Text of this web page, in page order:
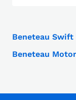
Beneteau Swift
Beneteau